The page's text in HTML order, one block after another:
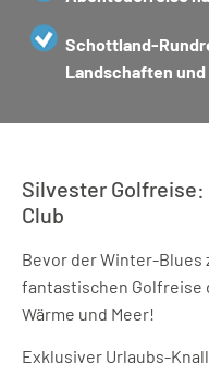
Schottland-
Landschaften
Silvester
Club
Bevor der Winter-Blues
fantastischen Golfreise
Wärme und Meer!
Exklusiver Urlaubs-